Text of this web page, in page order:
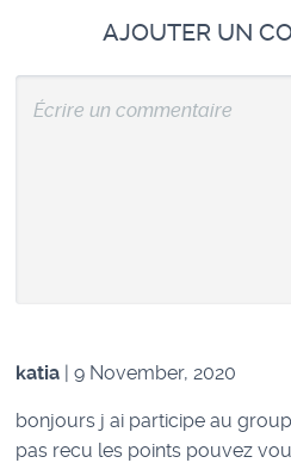
AJOUTER UN
katia | 9 November, 2020
bonjours j ai participe au
pas recu les points pouvez